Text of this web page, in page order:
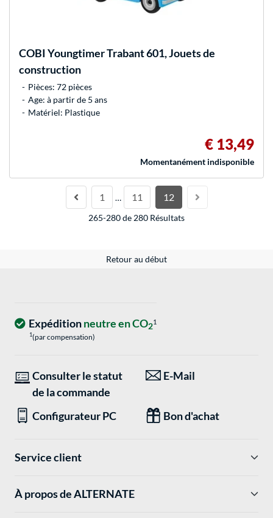
COBI Youngtimer Trabant 601, Jouets de
construction
Pièces: 72 pièces
Age: à partir de 5 ans
Matériel: Plastique
€ 13,49
Momentanément indisponible
1 … 11 12
265-280 de 280 Résultats
Retour au début
Expéditionneutre en CO21
1(par compensation)
Consulter le statut
de la commande
E-Mail
Configurateur PC Bon d'achat
Service client
À propos de ALTERNATE